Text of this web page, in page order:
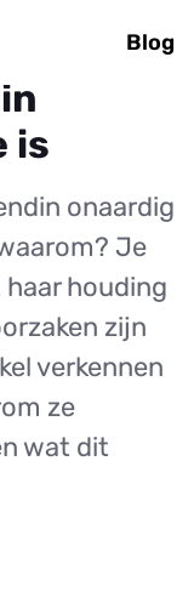
Blog
is
onaardig
Je
houding
zijn
verkennen
ze
wat dit